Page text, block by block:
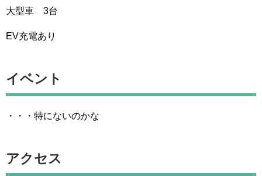
大型車 3台
EV充電あり
イベント
・・・特にないのかな
アクセス